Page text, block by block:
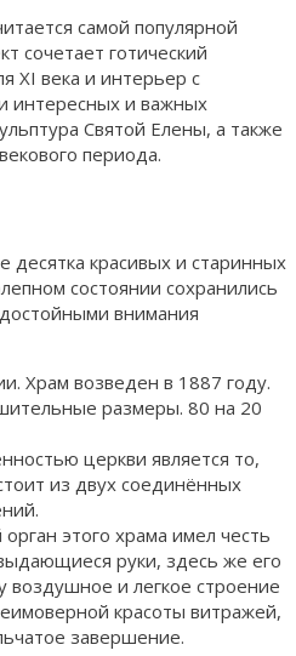
самой популярной
сочетает готический
ХI века и интерьер с
интересных и важных
Святой Елены, а также
периода.
красивых и старинных
состоянии сохранились
внимания
Храм возведен в 1887 году.
размеры. 80 на 20
церкви является то,
из двух соединённых
этого храма имел честь
руки, здесь же его
воздушное и легкое строение
красоты витражей,
завершение.